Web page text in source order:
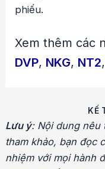
phiếu.
Xem thêm các
DVP, NKG, NT2,
hướng
bài
viết
KẾ
Lưu ý: Nội dung nêu
tham khảo, bạn đọc
nhiệm với mọi hành